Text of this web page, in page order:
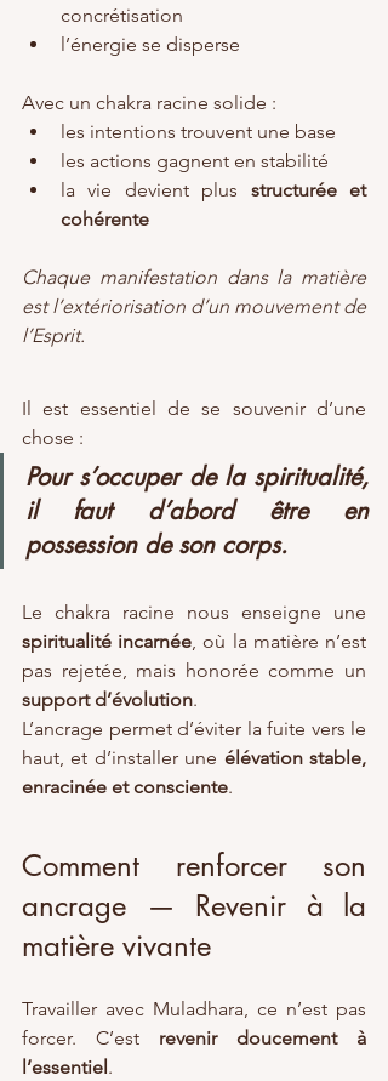
concrétisation
l’énergie se disperse
Avec un chakra racine solide :
les intentions trouvent une base
les actions gagnent en stabilité
la vie devient plus structurée et
cohérente
Chaque manifestation dans la matière
est l’extériorisation d’un mouvement de
l’Esprit.
Il est essentiel de se souvenir d’une
chose :
Pour s’occuper de la spiritualité,
il faut d’abord être en
possession de son corps.
spiritualité incarnée, où la matière n’est
support d’évolution.
L’ancrage permet d’éviter la fuite vers le
haut, et d’installer une élévation stable,
enracinée et consciente.
Comment renforcer son
ancrage — Revenir à la
matière vivante
Travailler avec Muladhara, ce n’est pas
forcer. C’est revenir doucement à
l’essentiel.